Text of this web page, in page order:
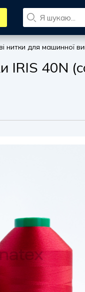
нитки для машинної
IRIS 40N